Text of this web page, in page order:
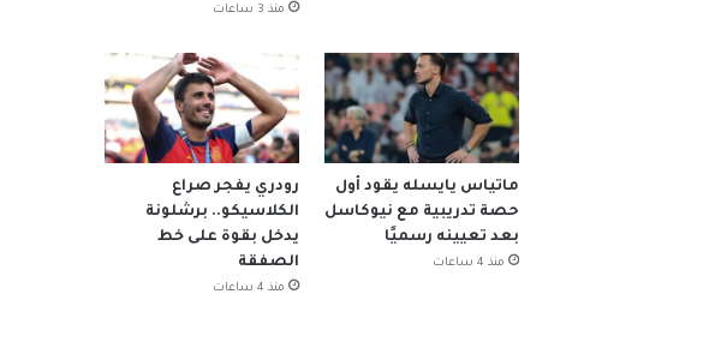
منذ 3 ساعات
ماتياس يايسله يقود أول
حصة تدريبية مع نيوكاسل
بعد تعيينه رسميًا
منذ 4 ساعات
رودري يفجر صراع
الكلاسيكو.. برشلونة
يدخل بقوة على خط
الصفقة
منذ 4 ساعات